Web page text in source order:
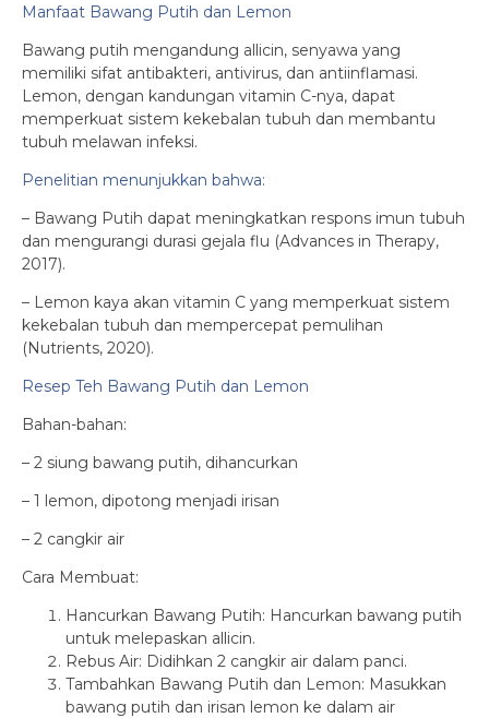
Manfaat Bawang Putih dan Lemon
Bawang putih mengandung allicin, senyawa yang
memiliki sifat antibakteri, antivirus, dan antiinflamasi.
Lemon, dengan kandungan vitamin C-nya, dapat
memperkuat sistem kekebalan tubuh dan membantu
tubuh melawan infeksi.
Penelitian menunjukkan bahwa:
– Bawang Putih dapat meningkatkan respons imun tubuh
dan mengurangi durasi gejala flu (Advances in Therapy,
2017).
– Lemon kaya akan vitamin C yang memperkuat sistem
kekebalan tubuh dan mempercepat pemulihan
(Nutrients, 2020).
Resep Teh Bawang Putih dan Lemon
Bahan-bahan:
– 2 siung bawang putih, dihancurkan
– 1 lemon, dipotong menjadi irisan
– 2 cangkir air
Cara Membuat:
Hancurkan Bawang Putih: Hancurkan bawang putih
untuk melepaskan allicin.
Rebus Air: Didihkan 2 cangkir air dalam panci.
Tambahkan Bawang Putih dan Lemon: Masukkan
bawang putih dan irisan lemon ke dalam air